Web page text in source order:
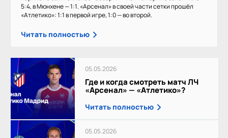
5:4, в Мюнхене — 1:1. «Арсенал» в своей части сетки прошёл
«Атлетико»: 1:1 в первой игре, 1:0 — во второй.
Читать полностью
05.05.2026
Где и когда смотреть матч ЛЧ
«Арсенал» — «Атлетико»?
Читать полностью
05.05.2026